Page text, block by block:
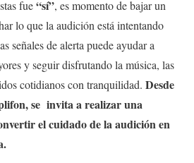
fue“sí”, es momento de bajar un
lo que la audición está intentando
señales de alerta puede ayudar a
y seguir disfrutando la música, las
cotidianos con tranquilidad. Desde
se invita a realizar una
el cuidado de la audición en